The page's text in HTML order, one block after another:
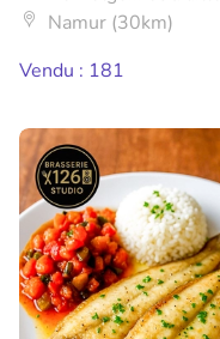
Namur (30km)
Vendu : 181